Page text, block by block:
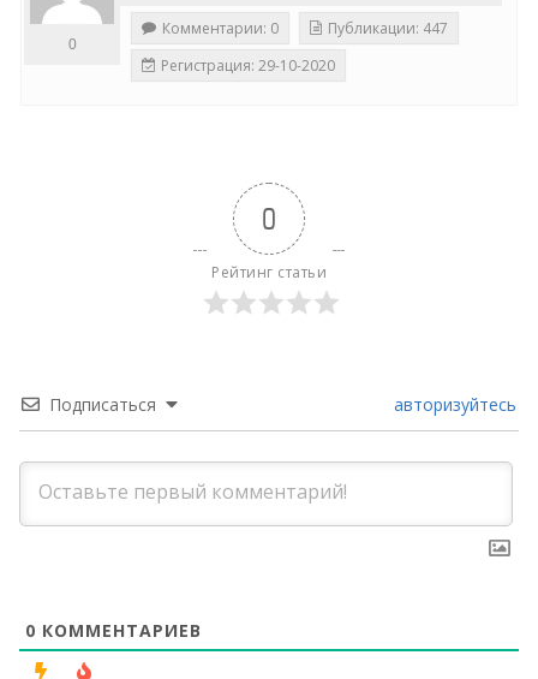
0
Комментарии: 0
Публикации: 447
Регистрация: 29-10-2020
0
Рейтинг статьи
Подписаться авторизуйтесь
0 КОММЕНТАРИЕВ